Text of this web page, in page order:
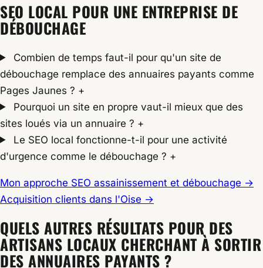
SEO LOCAL POUR UNE ENTREPRISE DE
DÉBOUCHAGE
Combien de temps faut-il pour qu'un site de
débouchage remplace des annuaires payants comme
Pages Jaunes ? +
Pourquoi un site en propre vaut-il mieux que des
sites loués via un annuaire ? +
Le SEO local fonctionne-t-il pour une activité
d'urgence comme le débouchage ? +
Mon approche SEO assainissement et débouchage →
Acquisition clients dans l'Oise →
QUELS AUTRES RÉSULTATS POUR DES
ARTISANS LOCAUX CHERCHANT À SORTIR
DES ANNUAIRES PAYANTS ?